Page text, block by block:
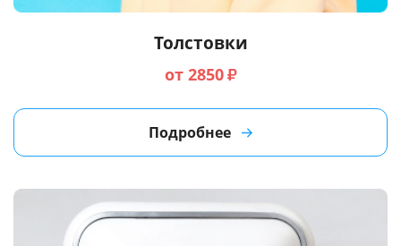
Толстовки
от 2850₽
Подробнее